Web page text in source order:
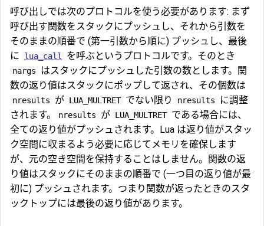
呼び出しでは次のプロトコルを使う必要があります: まず
呼び出す関数をスタックにプッシュし、それから引数を
そのままの順番で (第一引数から順に) プッシュし、最後
に
lua_call を呼ぶというプロトコルです。そのとき
nargs
はスタックにプッシュした引数の数とします。関
数の返り値はスタックにポップして返され、その個数は
nresults が LUA_MULTRET でない限り nresults
に調整
されます。
nresults が LUA_MULTRET である場合には、
全ての返り値がプッシュされます。Lua は返り値がスタッ
ク空間に収まるよう必要に応じてメモリを確保します
が、元の空き空間を保持することはしません。関数の返
り値はスタックにそのままの順番で (一つ目の返り値が最
初に) プッシュされます。つまり関数が返ったときのスタ
ックトップには最後の返り値があります。